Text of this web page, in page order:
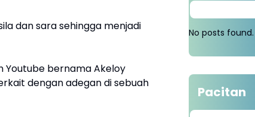
dan sara sehingga menjadi
Youtube bernama Akeloy
dengan adegan di sebuah
No posts found.
Pacitan